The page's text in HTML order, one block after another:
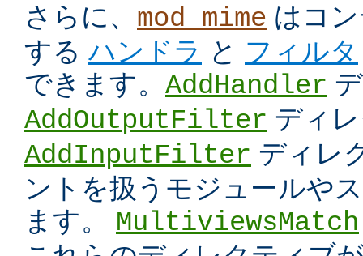
さらに、 mod_mime はコ
するハンドラ と フィルタ
できます。 AddHandler
AddOutputFilter ディ
AddInputFilter ディレ
ントを扱うモジュールや
ます。 MultiviewsMatch